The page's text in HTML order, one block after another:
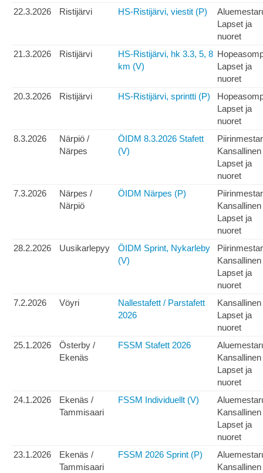
22.3.2026
Ristijärvi HS-Ristijärvi, viestit (P)
Lapset ja
nuoret
21.3.2026
Ristijärvi
HS-Ristijärvi, hk 3.3, 5, 8
km (V)
Lapset ja
nuoret
20.3.2026
Ristijärvi HS-Ristijärvi, sprintti (P)
Lapset ja
nuoret
8.3.2026
Närpiö /
Närpes
ÖIDM 8.3.2026 Stafett
(V)
Kansallinen
Lapset ja
nuoret
7.3.2026
Närpes /
Närpiö
ÖIDM Närpes (P)
Kansallinen
Lapset ja
nuoret
28.2.2026
Uusikarlepyy
ÖIDM Sprint, Nykarleby
(V)
Kansallinen
Lapset ja
nuoret
7.2.2026
Vöyri
Nallestafett / Parstafett
2026
Kansallinen
Lapset ja
nuoret
25.1.2026
Österby /
Ekenäs
FSSM Stafett 2026
Kansallinen
Lapset ja
nuoret
24.1.2026
Ekenäs /
Tammisaari
FSSM Individuellt (V)
Kansallinen
Lapset ja
nuoret
23.1.2026
Ekenäs /
Tammisaari
FSSM 2026 Sprint (P)
Kansallinen